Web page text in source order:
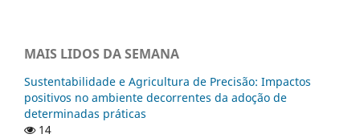
MAIS LIDOS DA SEMANA
Sustentabilidade e Agricultura de Precisão: Impactos
positivos no ambiente decorrentes da adoção de
determinadas práticas
14